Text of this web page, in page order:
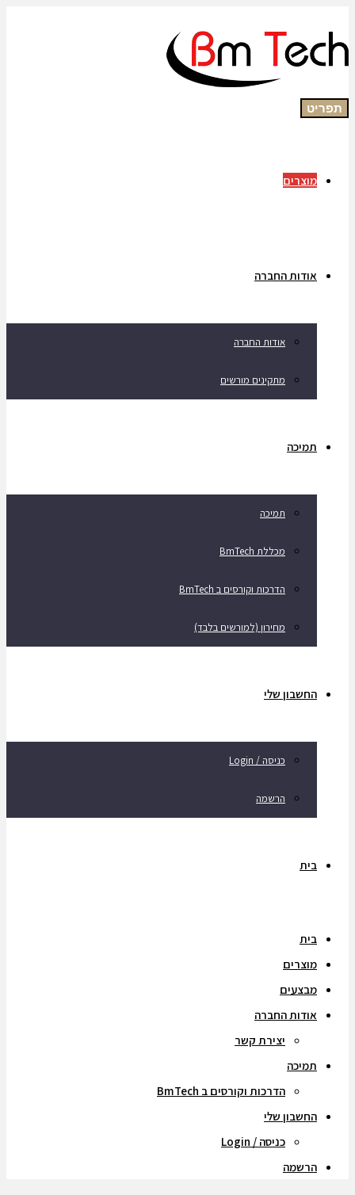
תפריט
מוצרים
אודות החברה
אודות החברה
מתקינים מורשים
תמיכה
תמיכה
מכללת BmTech
הדרכות וקורסים ב BmTech
מחירון (למורשים בלבד)
החשבון שלי
כניסה / Login
הרשמה
בית
בית
מוצרים
מבצעים
אודות החברה
יצירת קשר
תמיכה
הדרכות וקורסים ב BmTech
החשבון שלי
כניסה / Login
הרשמה